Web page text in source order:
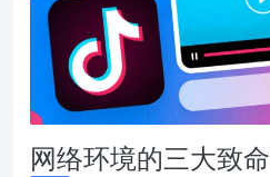
网络环境的三大致